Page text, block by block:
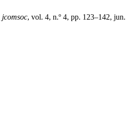
jcomsoc, vol. 4, n.º 4, pp. 123–142, jun.